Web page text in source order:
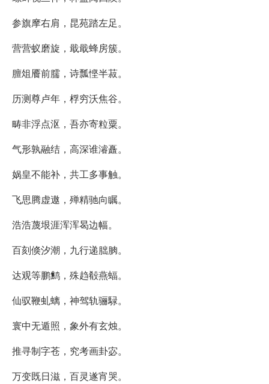
参旗摩右肩，昆苑踏左足。
营营蚁磨旋，戢戢蜂房簇。
膻俎餍前臑，诗瓢悭半菽。
历测尊卢年，桴穷沃焦谷。
畴非浮点沤，吾亦寄粒粟。
气形孰融结，高深谁濬矗。
娲皇不能补，共工多事触。
飞思腾虚遨，殚精驰向瞩。
浩浩蔑垠涯浑浑曷边幅。
百刻倏汐潮，九行递朏朒。
达观等鹏鹪，殊趋殽燕蝠。
仙驭鞭虬螭，神驾轨骊騄。
寰中无遁照，象外有玄烛。
推寻制字苍，究考画卦宓。
万变既日滋，百灵遂宵哭。